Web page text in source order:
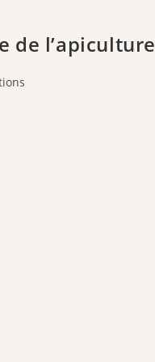
de l’apiculture